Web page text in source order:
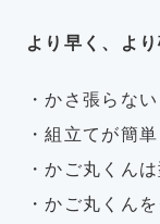
より早く、よ
・かさ張らな
・組立てが簡単
・かご丸くん
・かご丸くん